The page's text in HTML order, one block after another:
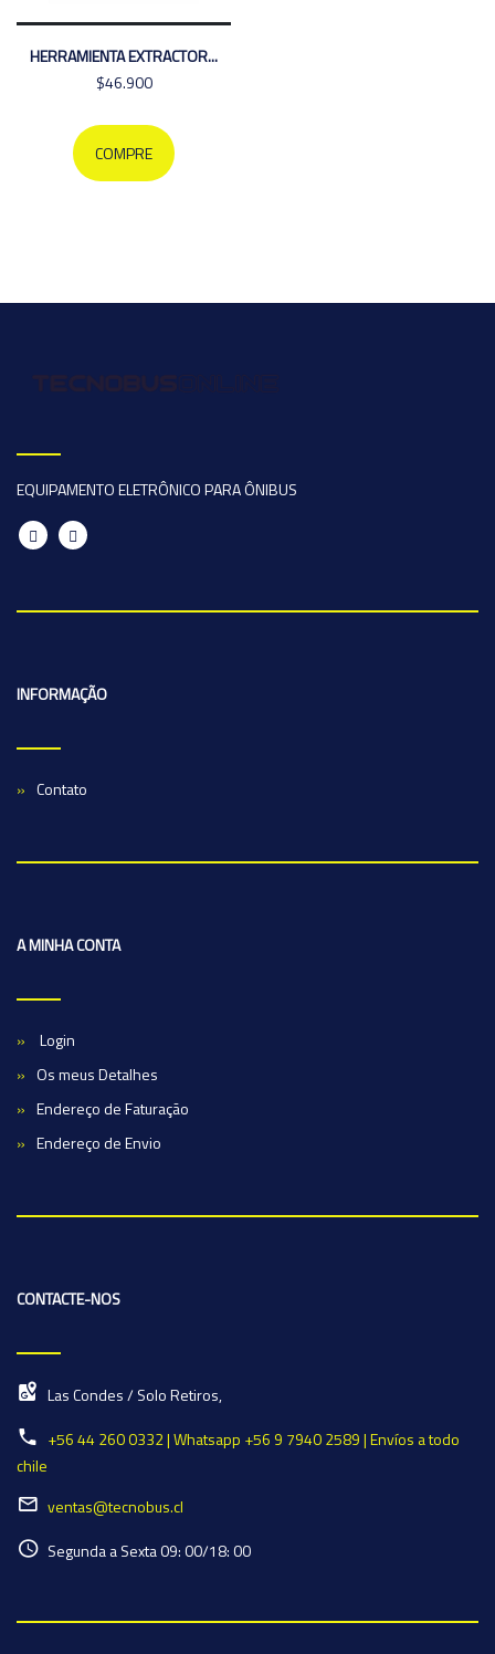
HERRAMIENTA EXTRACTOR...
$46.900
COMPRE
EQUIPAMENTO ELETRÔNICO PARA ÔNIBUS
INFORMAÇÃO
Contato
A MINHA CONTA
Login
Os meus Detalhes
Endereço de Faturação
Endereço de Envio
CONTACTE-NOS
Las Condes / Solo Retiros,
+56 44 260 0332 | Whatsapp +56 9 7940 2589 | Envíos a todo
chile
ventas@tecnobus.cl
Segunda a Sexta 09: 00/18: 00